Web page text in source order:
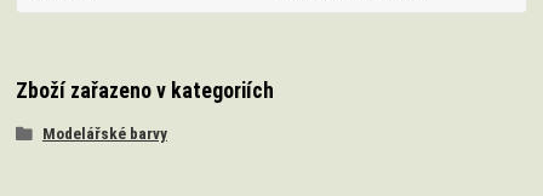
Zboží zařazeno v kategoriích
Modelářské barvy